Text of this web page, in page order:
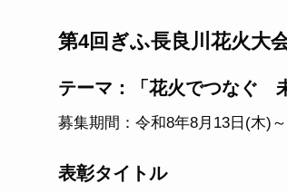
第4回ぎふ長良川花火
テーマ：「花火でつなぐ
募集期間：令和8年8月13日(木)
表彰タイトル